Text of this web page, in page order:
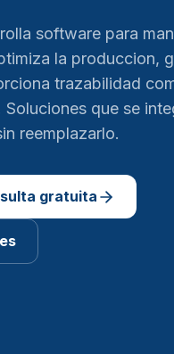
software para
la produccion,
trazabilidad
que se
reemplazarlo.
gratuita